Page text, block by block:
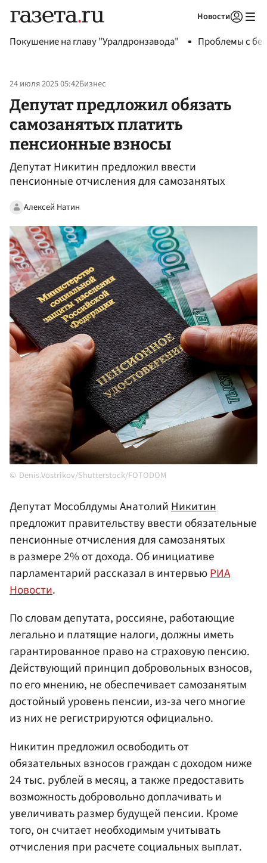
Новости
Покушение на главу "Уралдронзавода" Проблемы с
24 июля 2025 05:42Бизнес
Депутат предложил обязать
самозанятых платить
пенсионные взносы
Депутат Никитин предложил ввести
пенсионные отчисления для самозанятых
Алексей Натин
Denis.Vostrikov/Shutterstock/FOTODOM
Депутат Мособлдумы АнатолийНикитин
предложит правительству ввести обязательные
пенсионные отчисления для самозанятых
в размере 2% от дохода. Об инициативе
парламентарий рассказал в интервьюРИА
Новости.
По словам депутата, россияне, работающие
легально и платящие налоги, должны иметь
гарантированное право на страховую пенсию.
Действующий принцип добровольных взносов,
по его мнению, не обеспечивает самозанятым
достойный уровень пенсии, из-за чего многие
из них не регистрируются официально.
Никитин предложил освободить от
обязательных взносов граждан с доходом ниже
24 тыс. рублей в месяц, а также предоставить
возможность добровольно доплачивать и
увеличивать размер будущей пенсии. Кроме
того, он считает необходимым учитывать
отчисления при расчете социальных выплат.